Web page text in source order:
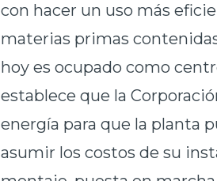
con hacer un uso más
materias primas
hoy es ocupado como
establece que la
energía para que la planta
asumir los costos de su